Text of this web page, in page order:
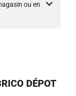
ou en
DÉPOT